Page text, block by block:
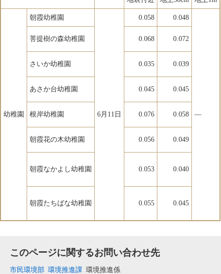
幼稚園
朝霞幼稚園
6月11日
0.058 0.048
―
菩提樹の森幼稚園 0.068 0.072
さいか幼稚園 0.035 0.039
あさか台幼稚園 0.045 0.045
根岸幼稚園 0.076 0.058
朝霞花の木幼稚園 0.056 0.049
朝霞なかよし幼稚園 0.053 0.040
朝霞たちばな幼稚園 0.055 0.045
このページに関するお問い合わせ先
市民環境部 環境推進課 環境推進係